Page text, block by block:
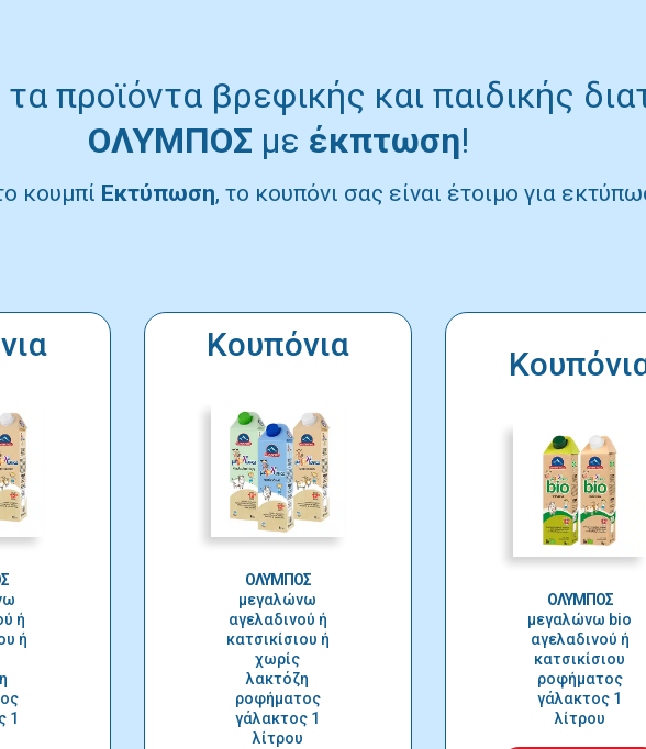
προϊόντα βρεφικής και παιδικής
ΟΛΥΜΠΟΣ με έκπτωση!
κουμπί Εκτύπωση, το κουπόνι σας είναι έτοιμο για
ή
ή
1
Κουπόνια
ΟΛΥΜΠΟΣ
μεγαλώνω
αγελαδινού ή
κατσικίσιου ή
χωρίς
λακτόζη
ροφήματος
γάλακτος 1
λίτρου
ΟΛΥΜΠΟΣ
μεγαλώνω bio
αγελαδινού ή
κατσικίσιου
ροφήματος
γάλακτος 1
λίτρου